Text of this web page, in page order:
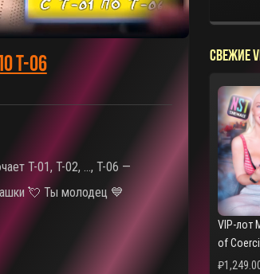
T-06
T-01, T-02, ..., T-06 —
💘 Ты молодец 💙
СВЕЖИЕ
VIP-лот
of
₽